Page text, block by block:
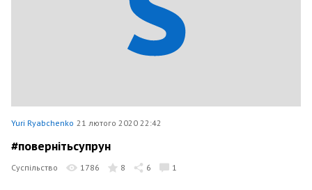
Yuri Ryabchenko 21 лютого 2020 22:42
#повернітьсупрун
Суспільство 1786 8 6 1